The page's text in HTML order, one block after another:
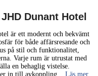
Dunant Hotel
är ett modernt och bekvämt
för både affärsresande och
på stil och funktionalitet,
Varje rum är utrustat med
en behaglig vistelse.
in till avkoppling... Läs mer